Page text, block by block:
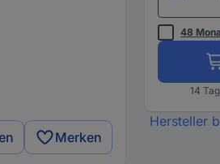
Merken
48
14
Hersteller